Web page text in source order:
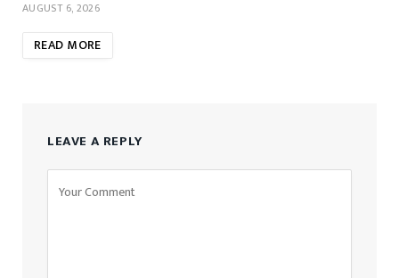
AUGUST 6, 2026
READ MORE
LEAVE A REPLY